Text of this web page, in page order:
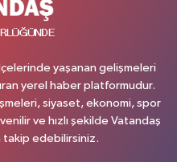
yaşanan gelişmeleri
yerel haber platformudur.
siyaset, ekonomi, spor
ve hızlı şekilde Vatandaş
edebilirsiniz.